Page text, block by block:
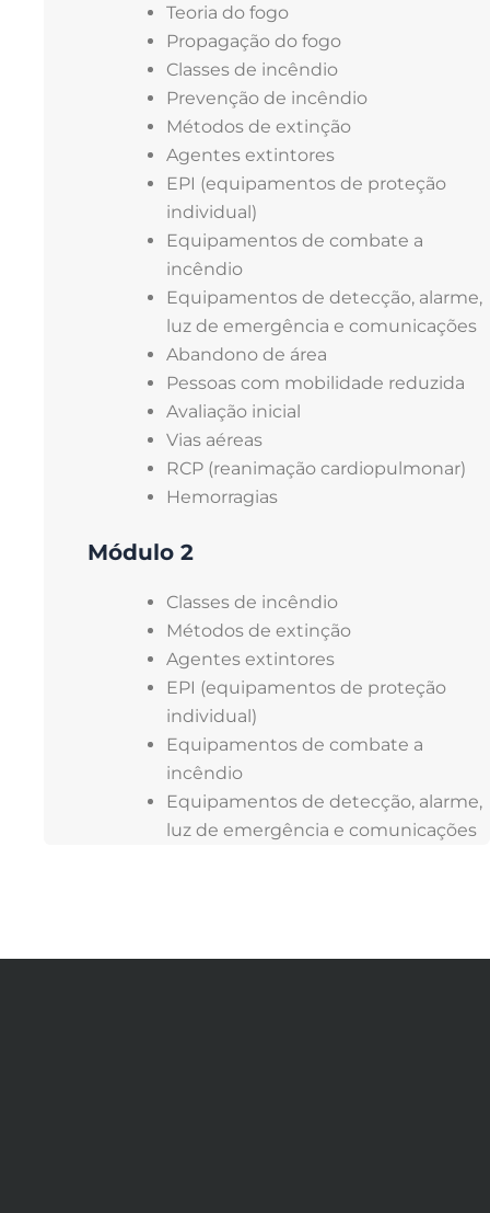
Teoria do fogo
Propagação do fogo
Classes de incêndio
Prevenção de incêndio
Métodos de extinção
Agentes extintores
EPI (equipamentos de proteção
individual)
Equipamentos de combate a
incêndio
Equipamentos de detecção, alarme,
luz de emergência e comunicações
Abandono de área
Pessoas com mobilidade reduzida
Avaliação inicial
Vias aéreas
RCP (reanimação cardiopulmonar)
Hemorragias
Módulo 2
Classes de incêndio
Métodos de extinção
Agentes extintores
EPI (equipamentos de proteção
individual)
Equipamentos de combate a
incêndio
Equipamentos de detecção, alarme,
luz de emergência e comunicações